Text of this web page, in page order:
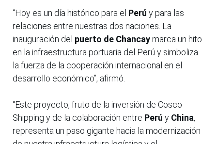
“Hoy es un día histórico para el Perú y para las
relaciones entre nuestras dos naciones. La
inauguración del puerto de Chancaymarca un hito
en la infraestructura portuaria del Perú y simboliza
la fuerza de la cooperación internacional en el
desarrollo económico”, afirmó.
“Este proyecto, fruto de la inversión de Cosco
Shipping y de la colaboración entre Perú y China,
representa un paso gigante hacia la modernización